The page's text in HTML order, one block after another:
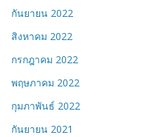
กันยายน 2022
สิงหาคม 2022
กรกฎาคม 2022
พฤษภาคม 2022
กุมภาพันธ์ 2022
กันยายน 2021